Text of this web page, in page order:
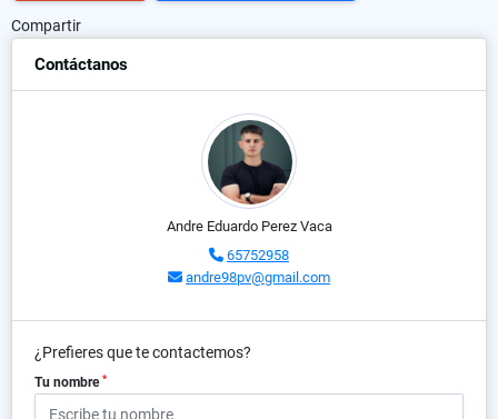
Compartir
Contáctanos
Andre Eduardo Perez Vaca
65752958
andre98pv@gmail.com
¿Prefieres que te contactemos?
Tu nombre *